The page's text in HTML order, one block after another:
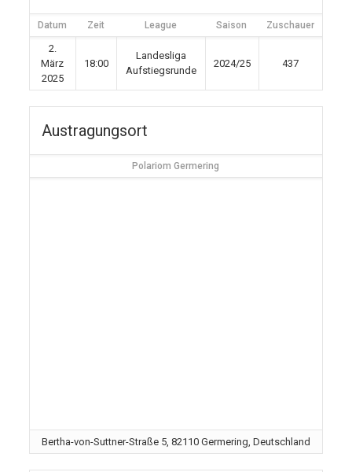
Datum Zeit League Saison Zuschauer
2.
März
2025
18:00
Landesliga
Aufstiegsrunde
2024/25 437
Austragungsort
Polariom Germering
Bertha-von-Suttner-Straße 5, 82110 Germering, Deutschland